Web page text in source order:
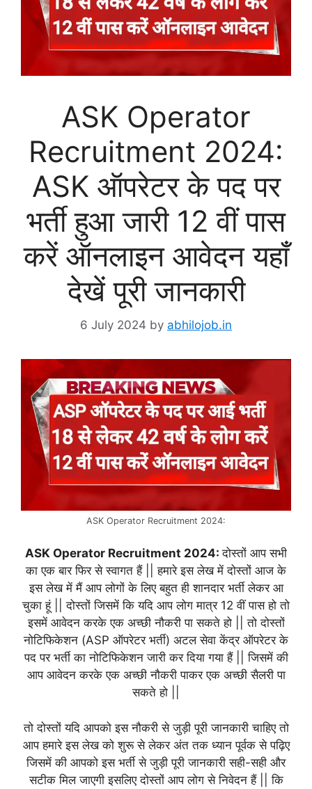
ASK Operator
Recruitment 2024:
ASK ऑपरेटर के पद पर
भर्ती हुआ जारी 12 वीं पास
करें ऑनलाइन आवेदन यहाँ
देखें पूरी जानकारी
6 July 2024 by abhilojob.in
ASK Operator Recruitment 2024:
ASK Operator Recruitment 2024:दोस्तों आप सभी
का एक बार फिर से स्वागत हैं || हमारे इस लेख में दोस्तों आज के
इस लेख में मैं आप लोगों के लिए बहुत ही शानदार भर्ती लेकर आ
चुका हूं || दोस्तों जिसमें कि यदि आप लोग मात्र 12 वीं पास हो तो
इसमें आवेदन करके एक अच्छी नौकरी पा सकते हो || तो दोस्तों
नोटिफिकेशन (ASP ऑपरेटर भर्ती) अटल सेवा केंद्र ऑपरेटर के
पद पर भर्ती का नोटिफिकेशन जारी कर दिया गया हैं || जिसमें की
आप आवेदन करके एक अच्छी नौकरी पाकर एक अच्छी सैलरी पा
सकते हो ||
तो दोस्तों यदि आपको इस नौकरी से जुड़ी पूरी जानकारी चाहिए तो
आप हमारे इस लेख को शुरू से लेकर अंत तक ध्यान पूर्वक से पढ़िए
जिसमें की आपको इस भर्ती से जुड़ी पूरी जानकारी सही-सही और
सटीक मिल जाएगी इसलिए दोस्तों आप लोग से निवेदन हैं || कि